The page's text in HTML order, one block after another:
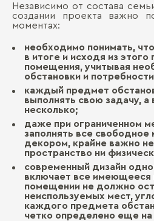
Независимо от состава
создании проекта важно
моментах:
необходимо понимать,
в итоге и исходя из этого
помещения, учитывая
обстановки и
каждый предмет
выполнять свою задачу,
несколько;
даже при ограниченном
заполнять все
декором, крайне важно
пространство ни
современный дизайн
включает все имеющееся
помещении не должно
неиспользуемых мест,
каждого предмета
четко определено еще на